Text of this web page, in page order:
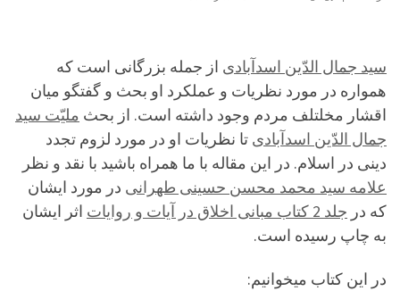
سید جمال الدّین اسدآبادی از جمله بزرگانی است که
همواره در مورد نظریات و عملکرد او بحث و گفتگو میان
اقشار مخلتلف مردم وجود داشته است. از بحث ملیّت سید
جمال الدّین اسدآبادی تا نظریات او در مورد لزوم تجدد
دینی در اسلام. در این مقاله با ما همراه باشید با نقد و نظر
علامه سید محمد محسن حسینی طهرانی در مورد ایشان
که در جلد 2 کتاب مبانی اخلاق در آیات و روایات
اثر ایشان
به چاپ رسیده است.
در این کتاب میخوانیم: